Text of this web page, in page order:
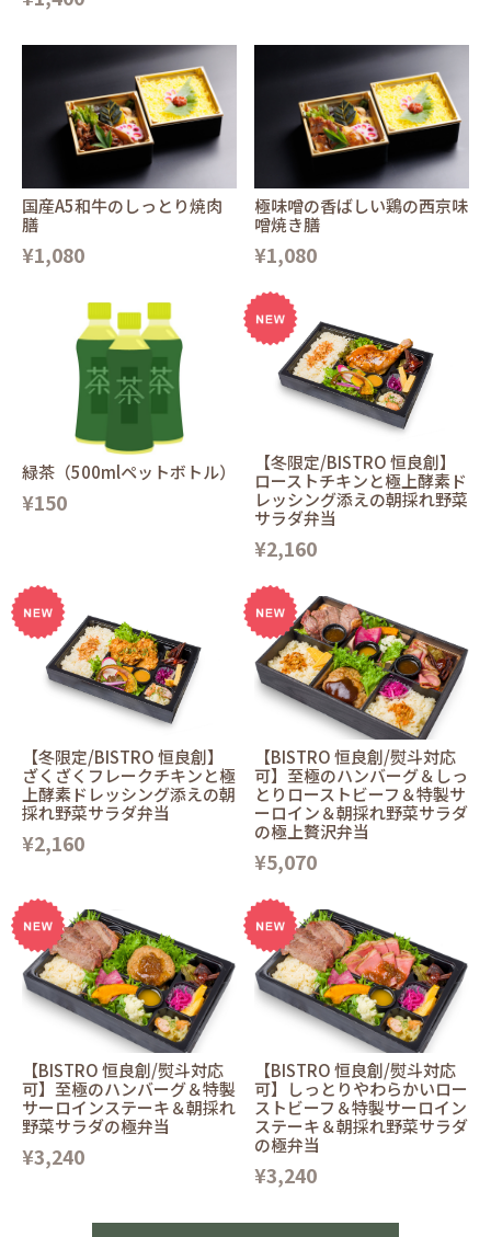
国産A5和牛のしっとり焼肉
膳
¥1,080
極味噌の香ばしい鶏の西京味
噌焼き膳
¥1,080
緑茶（500mlペットボトル）
¥150
【冬限定/BISTRO 恒良創】
ローストチキンと極上酵素ド
レッシング添えの朝採れ野菜
サラダ弁当
¥2,160
【冬限定/BISTRO 恒良創】
ざくざくフレークチキンと極
上酵素ドレッシング添えの朝
採れ野菜サラダ弁当
¥2,160
【BISTRO 恒良創/熨斗対応
可】至極のハンバーグ＆しっ
とりローストビーフ＆特製サ
ーロイン＆朝採れ野菜サラダ
の極上贅沢弁当
¥5,070
【BISTRO 恒良創/熨斗対応
可】至極のハンバーグ＆特製
サーロインステーキ＆朝採れ
野菜サラダの極弁当
¥3,240
【BISTRO 恒良創/熨斗対応
可】しっとりやわらかいロー
ストビーフ＆特製サーロイン
ステーキ＆朝採れ野菜サラダ
の極弁当
¥3,240